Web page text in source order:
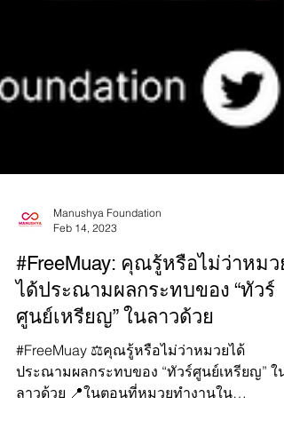
Manushya Foundation
Feb 14, 2023
#FreeMuay: คุณรู้หรือไม่ว่าหมวย
ได้ประณามผลกระทบของ “ทัวร์
ศูนย์เหรียญ” ในลาวด้วย
#FreeMuay ⚖️คุณรู้หรือไม่ว่าหมวยได้